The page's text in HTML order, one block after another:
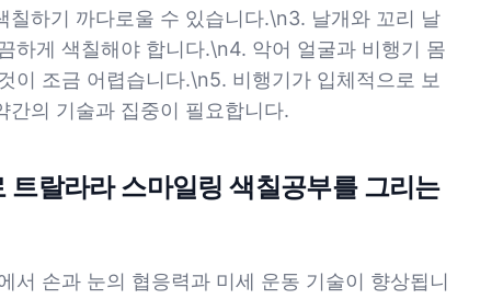
칠하기 까다로울 수 있습니다.\n3. 날개와 꼬리 날
하게 색칠해야 합니다.\n4. 악어 얼굴과 비행기 몸
이 조금 어렵습니다.\n5. 비행기가 입체적으로 보
간의 기술과 집중이 필요합니다.
랄라라 스마일링 색칠공부를 그리는
서 손과 눈의 협응력과 미세 운동 기술이 향상됩니